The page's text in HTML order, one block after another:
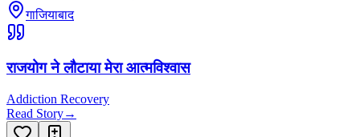
गाजियाबाद
राजयोग ने लौटाया मेरा आत्मविश्वास
Addiction Recovery
Read Story→